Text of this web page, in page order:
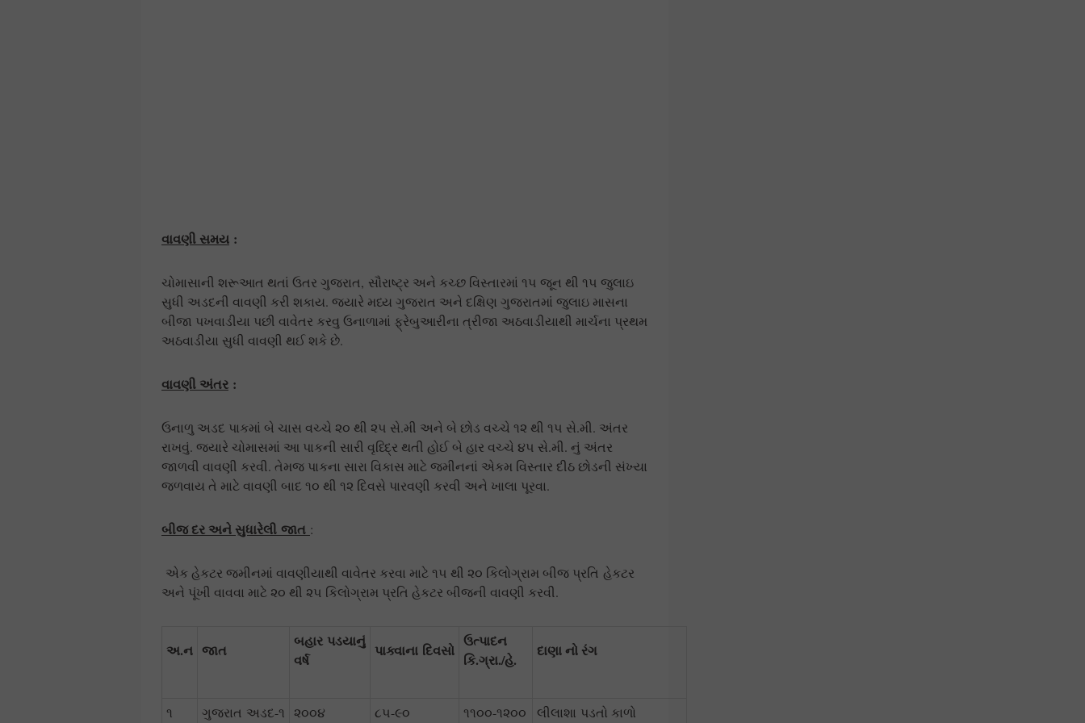
વાવણી સમય :
ચોમાસાની શરૂઆત થતાં ઉતર ગુજરાત, સૌરાષ્ટ્ર અને કચ્છ વિસ્તારમાં ૧૫ જૂન થી ૧૫ જુલાઇ
સુધી અડદની વાવણી કરી શકાય. જયારે મધ્ય ગુજરાત અને દક્ષિણ ગુજરાતમાં જુલાઇ માસના
બીજા પખવાડીયા પછી વાવેતર કરવુ ઉનાળામાં ફ્રેબુઆરીના ત્રીજા અઠવાડીયાથી માર્ચના પ્રથમ
અઠવાડીયા સુધી વાવણી થઈ શકે છે.
વાવણી અંતર :
ઉનાળુ અડદ પાકમાં બે ચાસ વચ્ચે ૨૦ થી ૨૫ સે.મી અને બે છોડ વચ્ચે ૧૨ થી ૧૫ સે.મી. અંતર
રાખવું. જયારે ચોમાસમાં આ પાકની સારી વૃધ્દ્રિ થતી હોઈ બે હાર વચ્ચે ૪૫ સે.મી. નું અંતર
જાળવી વાવણી કરવી. તેમજ પાકના સારા વિકાસ માટે જમીનનાં એકમ વિસ્તાર દીઠ છોડની સંખ્યા
જળવાય તે માટે વાવણી બાદ ૧૦ થી ૧૨ દિવસે પારવણી કરવી અને ખાલા પૂરવા.
બીજ દર અને સુધારેલી જાત :
એક હેકટર જમીનમાં વાવણીયાથી વાવેતર કરવા માટે ૧૫ થી ૨૦ કિલોગ્રામ બીજ પ્રતિ હેકટર
અને પૂંખી વાવવા માટે ૨૦ થી ૨૫ કિલોગ્રામ પ્રતિ હેકટર બીજની વાવણી કરવી.
અ.ન જાત
બહાર પડયાનું
વર્ષ
પાક્વાના દિવસો
ઉત્પાદન
કિ.ગ્રા./હે.
દાણા નો રંગ
૧ ગુજરાત અડદ-૧ ૨૦૦૪ ૮૫-૯૦ ૧૧૦૦-૧૨૦૦ લીલાશા પડતો કાળો